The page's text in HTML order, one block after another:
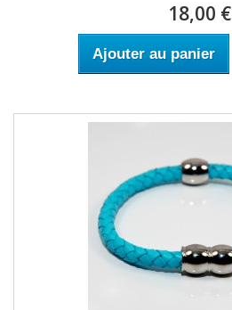
18,00 €
Ajouter au panier